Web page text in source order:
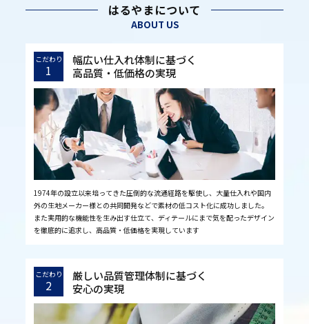
はるやまについて
ABOUT US
こだわり
1
幅広い仕入れ体制に基づく
高品質・低価格の実現
1974年の設立以来培ってきた圧倒的な流通経路を駆使し、大量仕入れや国内
外の生地メーカー様との共同開発などで素材の低コスト化に成功しました。
また実用的な機能性を生み出す仕立て、ディテールにまで気を配ったデザイン
を徹底的に追求し、高品質・低価格を実現しています
こだわり
2
厳しい品質管理体制に基づく
安心の実現